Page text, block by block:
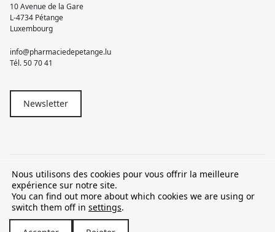
10 Avenue de la Gare
L-4734 Pétange
Luxembourg
info@pharmaciedepetange.lu
Tél.50 70 41
Newsletter
© 2026 Pharmacie Pétange
TVA LU15581262
Nous utilisons des cookies pour vous offrir la meilleure
expérience sur notre site.
You can find out more about which cookies we are using or
switch them off in settings.